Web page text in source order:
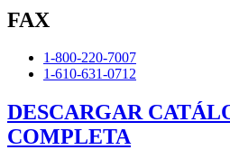
FAX
1-800-220-7007
1-610-631-0712
DESCARGAR
COMPLETA